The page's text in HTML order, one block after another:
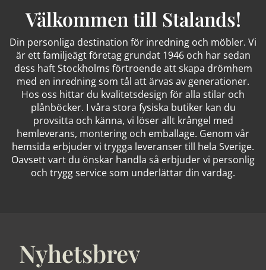
Välkommen till Stalands!
Din personliga destination för inredning och möbler. Vi
är ett familjeägt företag grundat 1946 och har sedan
dess haft Stockholms förtroende att skapa drömhem
med en inredning som tål att ärvas av generationer.
Hos oss hittar du kvalitetsdesign för alla stilar och
plånböcker. I våra stora fysiska butiker kan du
provsitta och känna, vi löser allt krångel med
hemleverans, montering och emballage. Genom vår
hemsida erbjuder vi trygga leveranser till hela Sverige.
Oavsett vart du önskar handla så erbjuder vi personlig
och trygg service som underlättar din vardag.
Nyhetsbrev